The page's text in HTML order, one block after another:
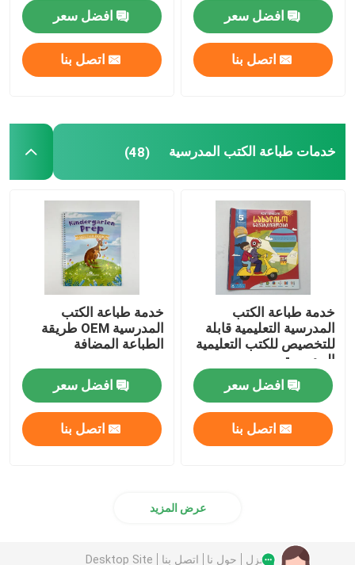
افضل سعر
اتصل بنا
افضل سعر
اتصل بنا
خدمات طباعة الكتب المدرسية (48)
خدمة طباعة الكتب
المدرسية التعليمية قابلة
للتخصيص للكتب التعليمية
المدرسية
افضل سعر
اتصل بنا
خدمة طباعة الكتب
المدرسية OEM طريقة
الطباعة المضافة
افضل سعر
اتصل بنا
عرض المزيد
منزل حول نا اتصل بنا Desktop Site